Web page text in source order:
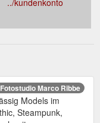
Marco Ribbe
Models im
Steampunk,